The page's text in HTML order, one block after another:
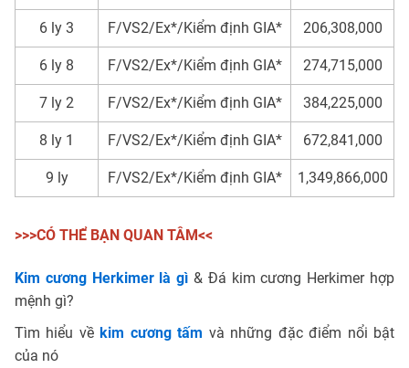
6 ly 3 F/VS2/Ex*/Kiểm định GIA* 206,308,000
6 ly 8 F/VS2/Ex*/Kiểm định GIA* 274,715,000
7 ly 2 F/VS2/Ex*/Kiểm định GIA* 384,225,000
8 ly 1 F/VS2/Ex*/Kiểm định GIA* 672,841,000
9 ly F/VS2/Ex*/Kiểm định GIA* 1,349,866,000
>>>CÓ THỂ BẠN QUAN TÂM<<
Kim cương Herkimer là gì & Đá kim cương Herkimer hợp
mệnh gì?
Tìm hiểu về kim cương tấm và những đặc điểm nổi bật
của nó